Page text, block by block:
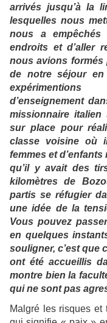
arrivés jusqu’à la
lesquelles nous
nous a
endroits et d’aller
nous avions formés
de notre séjour en
d’enseignement
missionnaire
sur place pour
classe voisine où
femmes et
qu’il y avait des
kilomètres de
partis se réfugier
une idée de la
Vous pouvez
en quelques
souligner, c’est que
ont été accueillis
montre bien la
qui ne sont pas
Malgré les risques et